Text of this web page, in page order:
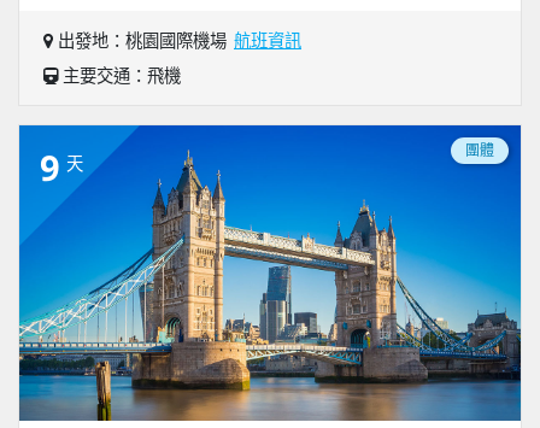
出發地：桃園國際機場 航班資訊
主要交通：飛機
9 天
團體